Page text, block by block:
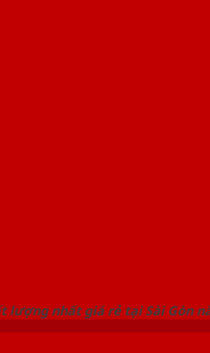
lượng nhất giá rẻ tại Sài Gòn